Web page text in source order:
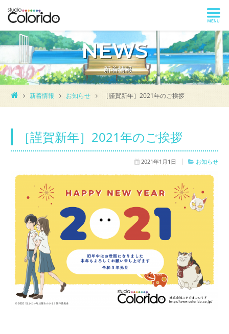
NEWS
新着情報
新着情報 お知らせ ［謹賀新年］2021年のご挨拶
［謹賀新年］2021年のご挨拶
2021年1月1日 お知らせ